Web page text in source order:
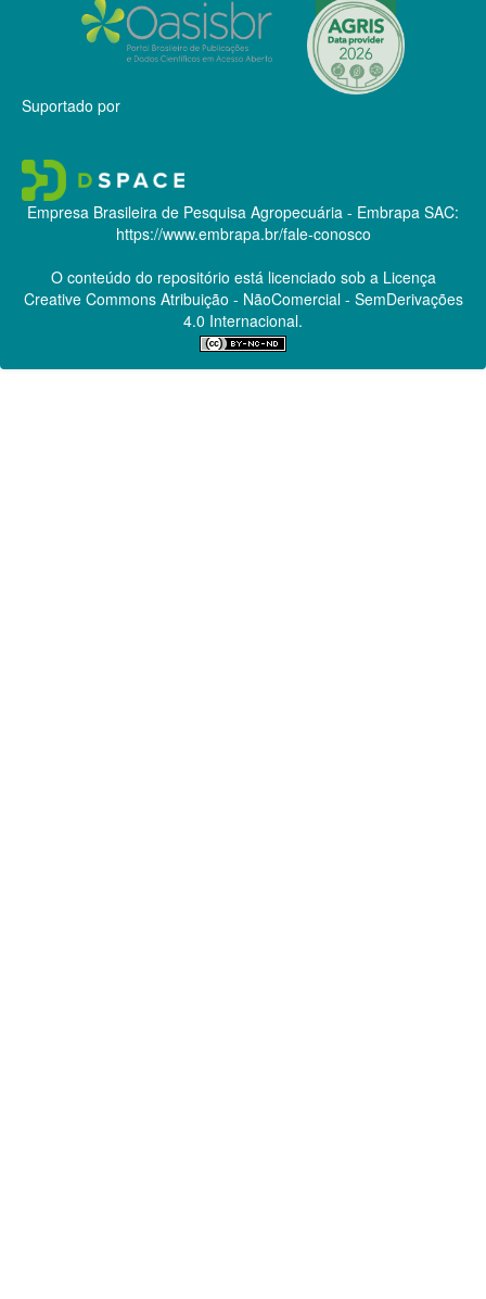
Suportado por
Empresa Brasileira de Pesquisa Agropecuária - Embrapa SAC:
https://www.embrapa.br/fale-conosco
O conteúdo do repositório está licenciado sob a Licença
Creative CommonsAtribuição - NãoComercial - SemDerivações
4.0 Internacional.